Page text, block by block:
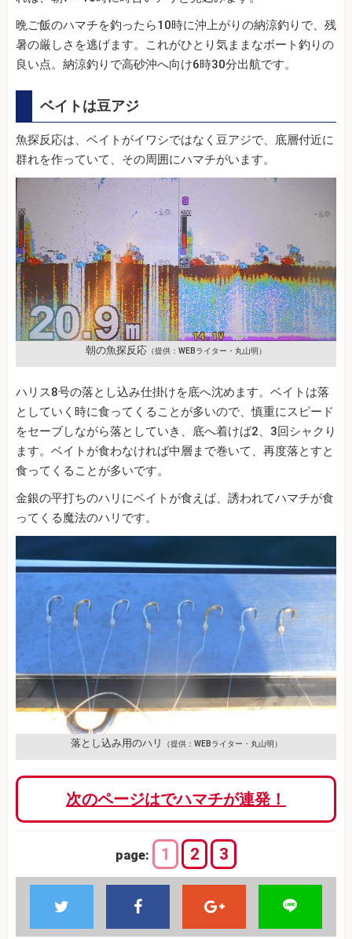
晩ご飯のハマチを釣ったら10時に沖上がりの納涼釣りで、残
暑の厳しさを逃げます。これがひとり気ままなボート釣りの
良い点。納涼釣りで高砂沖へ向け6時30分出航です。
ベイトは豆アジ
魚探反応は、ベイトがイワシではなく豆アジで、底層付近に
群れを作っていて、その周囲にハマチがいます。
朝の魚探反応 （提供：WEBライター・丸山明）
ハリス8号の落とし込み仕掛けを底へ沈めます。ベイトは落
としていく時に食ってくることが多いので、慎重にスピード
をセーブしながら落としていき、底へ着けば2、3回シャクり
ます。ベイトが食わなければ中層まで巻いて、再度落とすと
食ってくることが多いです。
金銀の平打ちのハリにベイトが食えば、誘われてハマチが食
ってくる魔法のハリです。
落とし込み用のハリ （提供：WEBライター・丸山明）
次のページはでハマチが連発！
page: 1 2 3